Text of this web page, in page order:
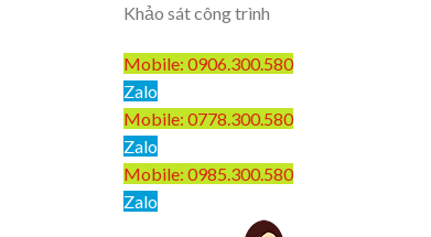
Khảo sát công trình
Mobile: 0906.300.580
Zalo
Mobile: 0778.300.580
Zalo
Mobile: 0985.300.580
Zalo